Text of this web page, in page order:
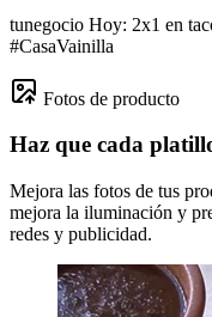
tunegocio Hoy: 2x1 en
#CasaVainilla
Fotos de producto
Haz que cada
Mejora las fotos de tus
mejora la iluminación y
redes y publicidad.